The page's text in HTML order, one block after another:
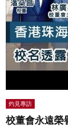
灼見專訪
校董會永遠榮